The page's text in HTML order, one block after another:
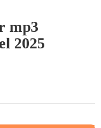
mp3
2025